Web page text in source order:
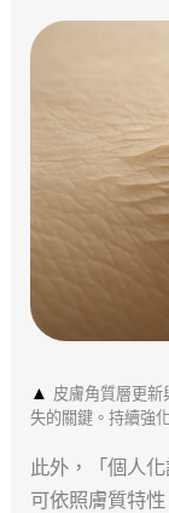
▲ 皮膚角質層更
失的關鍵。持續強
此外，「個人
可依照膚質特